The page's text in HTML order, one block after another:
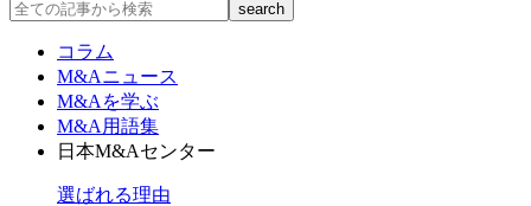
コラム
M&Aニュース
M&Aを学ぶ
M&A用語集
日本M&Aセンター
選ばれる理由